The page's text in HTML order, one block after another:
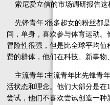
索尼爱立信的市场调研报告这
先锋青年∶很多超女的粉丝都
间，单身，喜欢参与体育运动
冒险性很强，但是比全球平均
费的群体，他们在科技、新事
主流青年∶主流青年比先锋青
活状态和理念。他们大部分是
尝试，他们不喜欢尝试创造一